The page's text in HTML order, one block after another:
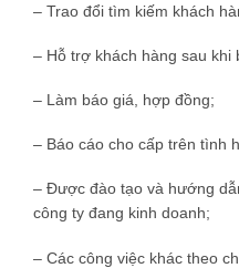
– Trao đổi tìm kiếm khách
– Hỗ trợ khách hàng sau khi
– Làm báo giá, hợp đồng;
– Báo cáo cho cấp trên tình
– Được đào tạo và hướng
công ty đang kinh doanh;
– Các công việc khác theo